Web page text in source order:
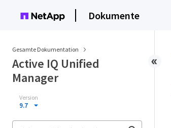
Dokumente
Gesamte Dokumentation
Active IQ Unified
Manager
Version
9.7